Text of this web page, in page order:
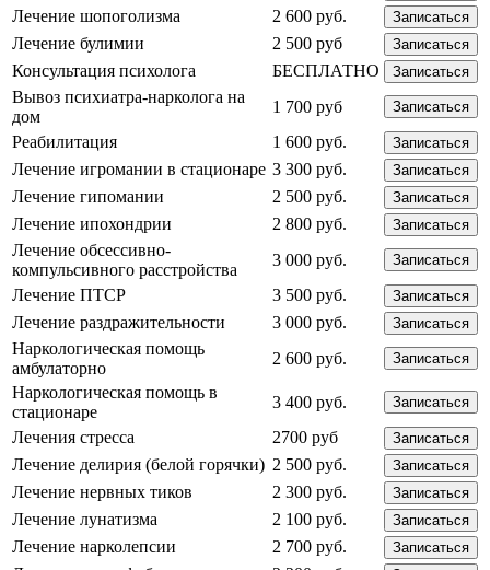
Лечение шопоголизма 2 600 руб. Записаться
Лечение булимии 2 500 руб Записаться
Консультация психолога БЕСПЛАТНО Записаться
Вывоз психиатра-нарколога на
дом
1 700 руб Записаться
Реабилитация 1 600 руб. Записаться
Лечение игромании в стационаре 3 300 руб. Записаться
Лечение гипомании 2 500 руб. Записаться
Лечение ипохондрии 2 800 руб. Записаться
Лечение обсессивно-
компульсивного расстройства
3 000 руб. Записаться
Лечение ПТСР 3 500 руб. Записаться
Лечение раздражительности 3 000 руб. Записаться
Наркологическая помощь
амбулаторно
2 600 руб. Записаться
Наркологическая помощь в
стационаре
3 400 руб. Записаться
Лечения стресса 2700 руб Записаться
Лечение делирия (белой горячки) 2 500 руб. Записаться
Лечение нервных тиков 2 300 руб. Записаться
Лечение лунатизма 2 100 руб. Записаться
Лечение нарколепсии 2 700 руб. Записаться